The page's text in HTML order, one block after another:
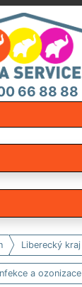
66 88 88
Liberecký kraj
a ozonizace